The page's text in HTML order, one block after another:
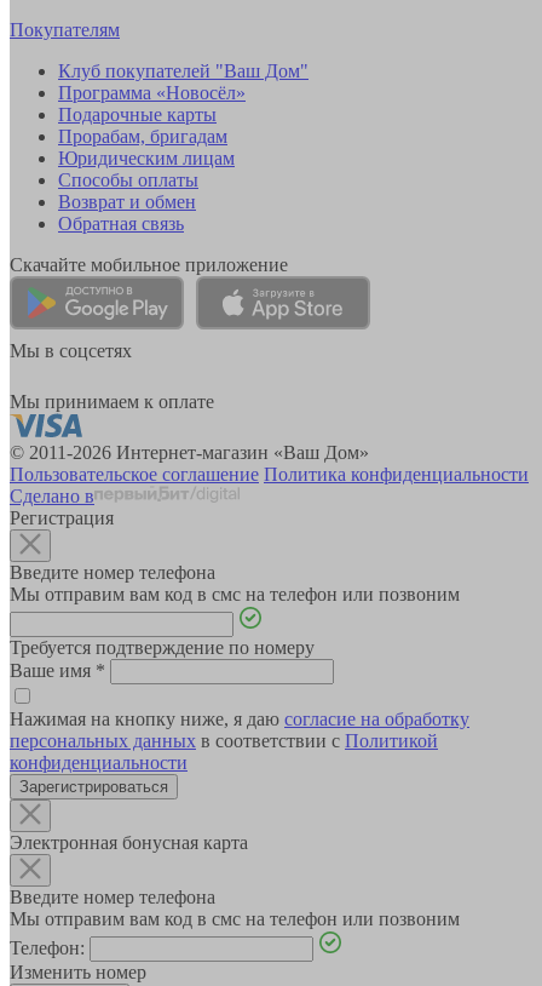
Покупателям
Клуб покупателей "Ваш Дом"
Программа «Новосёл»
Подарочные карты
Прорабам, бригадам
Юридическим лицам
Способы оплаты
Возврат и обмен
Обратная связь
Скачайте мобильное приложение
Мы в соцсетях
Мы принимаем к оплате
© 2011-2026 Интернет-магазин «Ваш Дом»
Пользовательское соглашение Политика конфиденциальности
Сделано в
Регистрация
Введите номер телефона
Мы отправим вам код в смс на телефон или позвоним
Требуется подтверждение по номеру
Ваше имя *
Нажимая на кнопку ниже, я даю согласие на обработку
персональных данных в соответствии с Политикой
конфиденциальности
Зарегистрироваться
Электронная бонусная карта
Введите номер телефона
Мы отправим вам код в смс на телефон или позвоним
Телефон:
Изменить номер